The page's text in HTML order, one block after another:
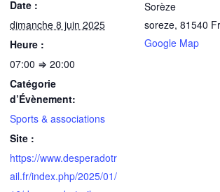
Date :
dimanche 8 juin 2025
Heure :
07:00 ⇒ 20:00
Catégorie
d’Évènement:
Sports & associations
Site :
https://www.desperadotr
ail.fr/index.php/2025/01/
Sorèze
soreze, 81540
Google Map